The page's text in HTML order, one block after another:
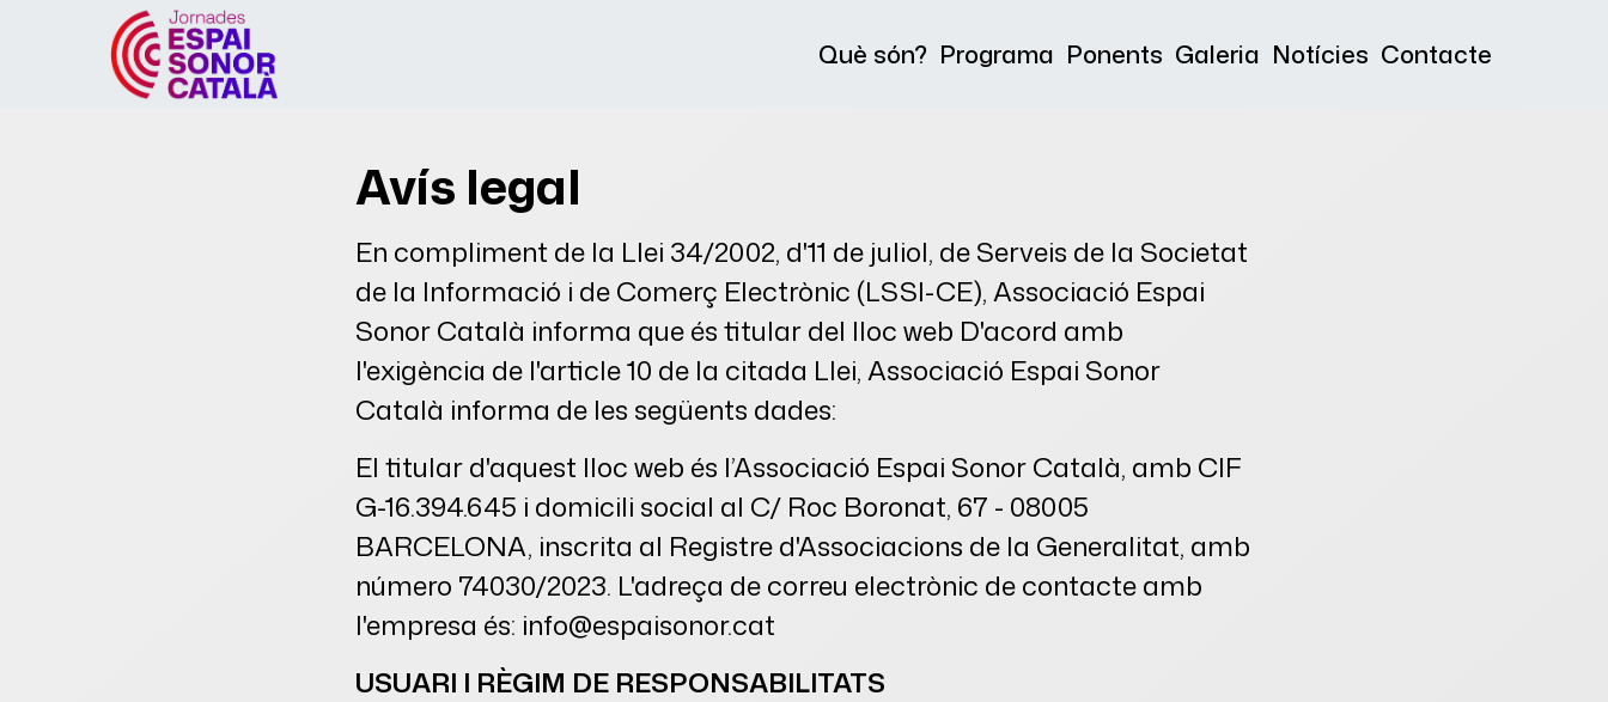
Què són? Programa Ponents Galeria Notícies Contacte
Inici
Avís legal
En compliment de la Llei 34/2002, d'11 de juliol, de Serveis de la Societat
de la Informació i de Comerç Electrònic (LSSI-CE), Associació Espai
Sonor Català informa que és titular del lloc web D'acord amb
l'exigència de l'article 10 de la citada Llei, Associació Espai Sonor
Català informa de les següents dades:
El titular d'aquest lloc web és l’Associació Espai Sonor Català, amb CIF
G-16.394.645 i domicili social al C/ Roc Boronat, 67 - 08005
BARCELONA, inscrita al Registre d'Associacions de la Generalitat, amb
número 74030/2023. L'adreça de correu electrònic de contacte amb
l'empresa és: info@espaisonor.cat
USUARI I RÈGIM DE RESPONSABILITATS